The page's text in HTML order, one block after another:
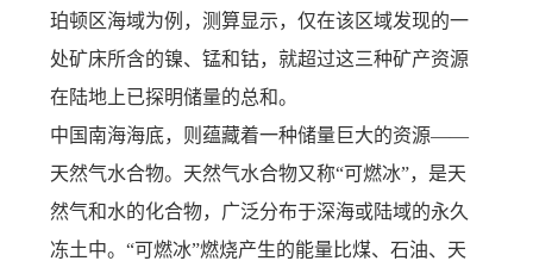
珀顿区海域为例，测算显示，仅在该区域发现的一
处矿床所含的镍、锰和钴，就超过这三种矿产资源
在陆地上已探明储量的总和。
中国南海海底，则蕴藏着一种储量巨大的资源——
天然气水合物。天然气水合物又称“可燃冰”，是天
然气和水的化合物，广泛分布于深海或陆域的永久
冻土中。“可燃冰”燃烧产生的能量比煤、石油、天